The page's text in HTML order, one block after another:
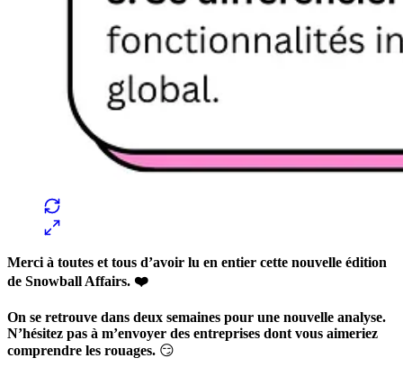
Merci à toutes et tous d’avoir lu en entier cette nouvelle édition
de Snowball Affairs. ❤️
On se retrouve dans deux semaines pour une nouvelle analyse.
N’hésitez pas à m’envoyer des entreprises dont vous aimeriez
comprendre les rouages. 😏